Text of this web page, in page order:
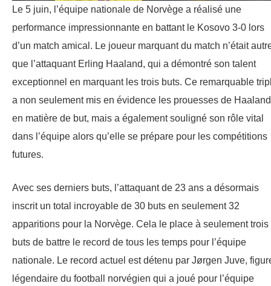
Le 5 juin, l’équipe nationale de Norvège a réalisé une
performance impressionnante en battant le Kosovo 3-0 lors
d’un match amical. Le joueur marquant du match n’était
que l’attaquant Erling Haaland, qui a démontré son talent
exceptionnel en marquant les trois buts. Ce remarquable
a non seulement mis en évidence les prouesses de Haaland
en matière de but, mais a également souligné son rôle vital
dans l’équipe alors qu’elle se prépare pour les compétitions
futures.
Avec ses derniers buts, l’attaquant de 23 ans a désormais
inscrit un total incroyable de 30 buts en seulement 32
apparitions pour la Norvège. Cela le place à seulement trois
buts de battre le record de tous les temps pour l’équipe
nationale. Le record actuel est détenu par Jørgen Juve,
légendaire du football norvégien qui a joué pour l’équipe